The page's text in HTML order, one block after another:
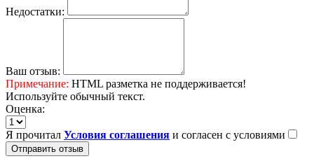
Недостатки:
Ваш отзыв:
Примечание: HTML разметка не поддерживается!
Используйте обычный текст.
Оценка:
Я прочитал Условия соглашения и согласен с условиями
Отправить отзыв